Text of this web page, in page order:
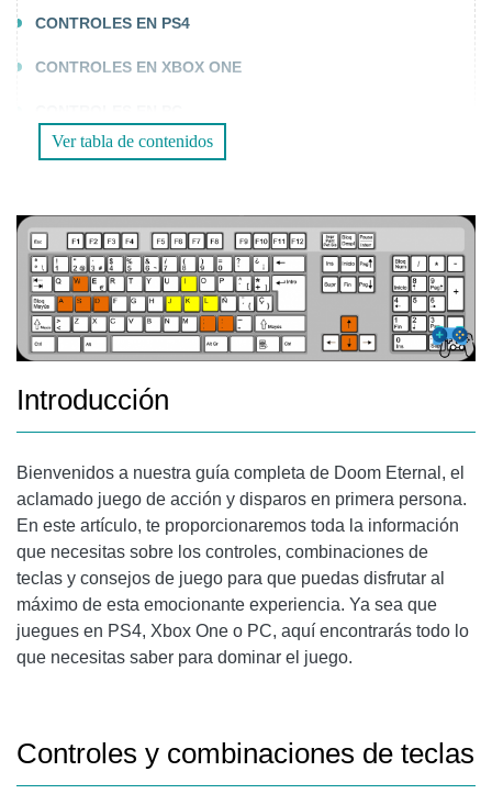
CONTROLES EN PS4
CONTROLES EN XBOX ONE
AYUDA Y GUÍAS DE JUEGO
ARTÍCULOS Y TUTORIALES EN LÍNEA
PREGUNTAS FRECUENTES (FAQS)
1. ¿CUÁL ES LA DIFERENCIA ENTRE DOOM Y DOOM
ETERNAL?
2. ¿PUEDO JUGAR DOOM ETERNAL EN MODO
CONCLUSIÓN
Ver tabla de contenidos
Introducción
Bienvenidos a nuestra guía completa de Doom Eternal, el
aclamado juego de acción y disparos en primera persona.
En este artículo, te proporcionaremos toda la información
que necesitas sobre los controles, combinaciones de
teclas y consejos de juego para que puedas disfrutar al
máximo de esta emocionante experiencia. Ya sea que
juegues en PS4, Xbox One o PC, aquí encontrarás todo lo
que necesitas saber para dominar el juego.
Controles y combinaciones de teclas